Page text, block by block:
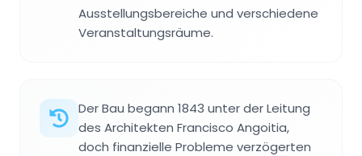
Ausstellungsbereiche und verschiedene
Veranstaltungsräume.
Der Bau begann 1843 unter der Leitung
des Architekten Francisco Angoitia,
doch finanzielle Probleme verzögerten